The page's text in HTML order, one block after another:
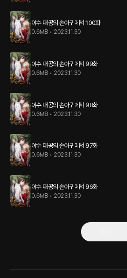
야수 대공의 손아귀에서 100화
0.6MB • 2023.11.30
야수 대공의 손아귀에서 99화
0.6MB • 2023.11.30
야수 대공의 손아귀에서 98화
0.6MB • 2023.11.30
야수 대공의 손아귀에서 97화
0.6MB • 2023.11.30
야수 대공의 손아귀에서 96화
0.6MB • 2023.11.30